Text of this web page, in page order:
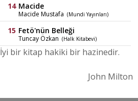
Macide
Macide Mustafa (Mundi Yayınları)
Fetö'nün Belleği
Tuncay Özkan (Halk Kitabevi)
İyi bir kitap hakiki bir hazinedir.
John Milton